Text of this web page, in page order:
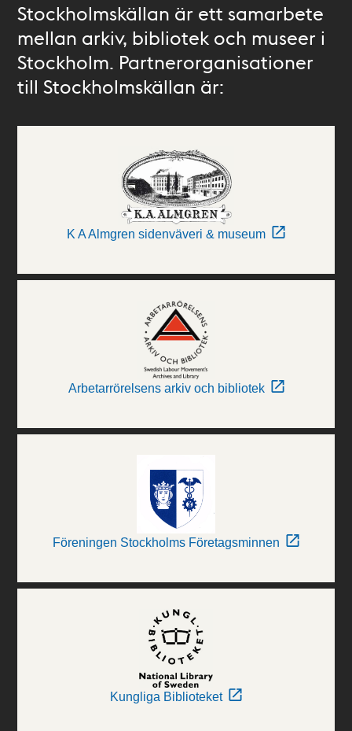
Stockholmskällan är ett samarbete
mellan arkiv, bibliotek och museer i
Stockholm. Partnerorganisationer
till Stockholmskällan är:
K A Almgren sidenväveri & museum
Arbetarrörelsens arkiv och bibliotek
Föreningen Stockholms Företagsminnen
Kungliga Biblioteket